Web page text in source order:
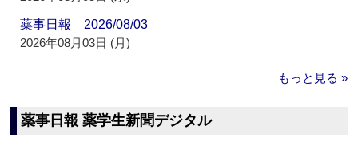
薬事日報 2026/08/03
2026年08月03日 (月)
もっと見る »
薬事日報 薬学生新聞デジタル